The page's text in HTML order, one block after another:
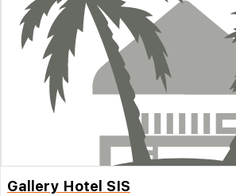
Gallery Hotel SIS